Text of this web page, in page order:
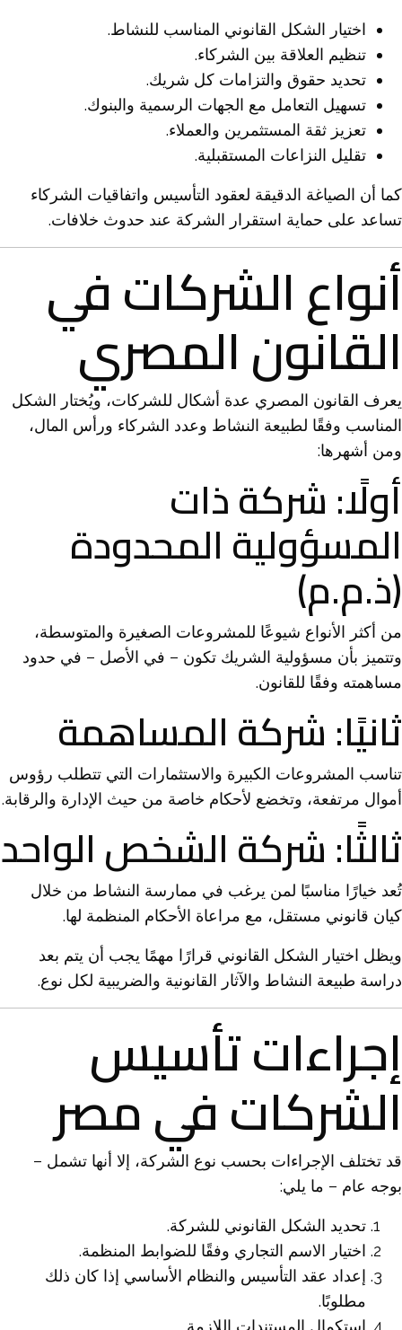
اختيار الشكل القانوني المناسب للنشاط.
تنظيم العلاقة بين الشركاء.
تحديد حقوق والتزامات كل شريك.
تسهيل التعامل مع الجهات الرسمية والبنوك.
تعزيز ثقة المستثمرين والعملاء.
تقليل النزاعات المستقبلية.
كما أن الصياغة الدقيقة لعقود التأسيس واتفاقيات الشركاء
تساعد على حماية استقرار الشركة عند حدوث خلافات.
أنواع الشركات في
القانون المصري
يعرف القانون المصري عدة أشكال للشركات، ويُختار الشكل
المناسب وفقًا لطبيعة النشاط وعدد الشركاء ورأس المال،
ومن أشهرها:
أولًا: شركة ذات
المسؤولية المحدودة
(ذ.م.م)
من أكثر الأنواع شيوعًا للمشروعات الصغيرة والمتوسطة،
وتتميز بأن مسؤولية الشريك تكون – في الأصل – في حدود
مساهمته وفقًا للقانون.
ثانيًا: شركة المساهمة
تناسب المشروعات الكبيرة والاستثمارات التي تتطلب رؤوس
أموال مرتفعة، وتخضع لأحكام خاصة من حيث الإدارة والرقابة.
ثالثًا: شركة الشخص الواحد
تُعد خيارًا مناسبًا لمن يرغب في ممارسة النشاط من خلال
كيان قانوني مستقل، مع مراعاة الأحكام المنظمة لها.
ويظل اختيار الشكل القانوني قرارًا مهمًا يجب أن يتم بعد
دراسة طبيعة النشاط والآثار القانونية والضريبية لكل نوع.
إجراءات تأسيس
الشركات في مصر
قد تختلف الإجراءات بحسب نوع الشركة، إلا أنها تشمل –
بوجه عام – ما يلي:
تحديد الشكل القانوني للشركة.
اختيار الاسم التجاري وفقًا للضوابط المنظمة.
إعداد عقد التأسيس والنظام الأساسي إذا كان ذلك
مطلوبًا.
استكمال المستندات اللازمة.